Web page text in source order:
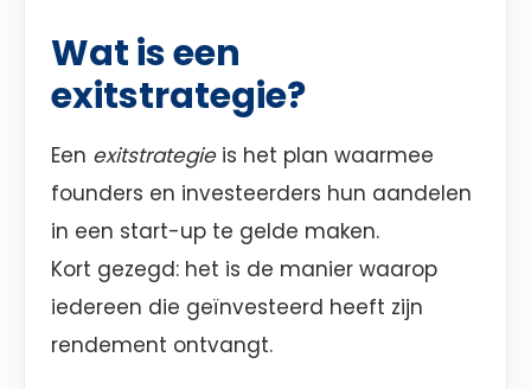
Wat is een
exitstrategie?
Een exitstrategieis het plan waarmee
founders en investeerders hun aandelen
in een start-up te gelde maken.
Kort gezegd: het is de manier waarop
iedereen die geïnvesteerd heeft zijn
rendement ontvangt.